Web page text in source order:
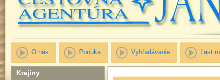
O nás Ponuka Vyhľadávanie Last
Krajiny